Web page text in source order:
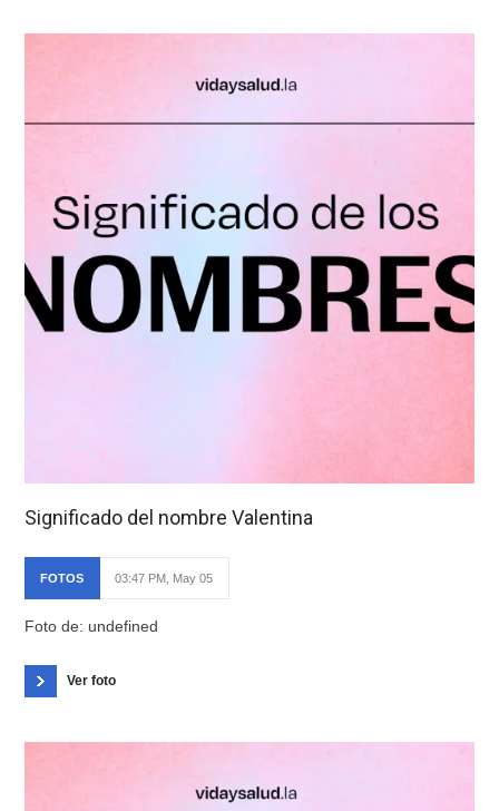
Significado del nombre Valentina
FOTOS 03:47 PM, May 05
Foto de: undefined
Ver foto